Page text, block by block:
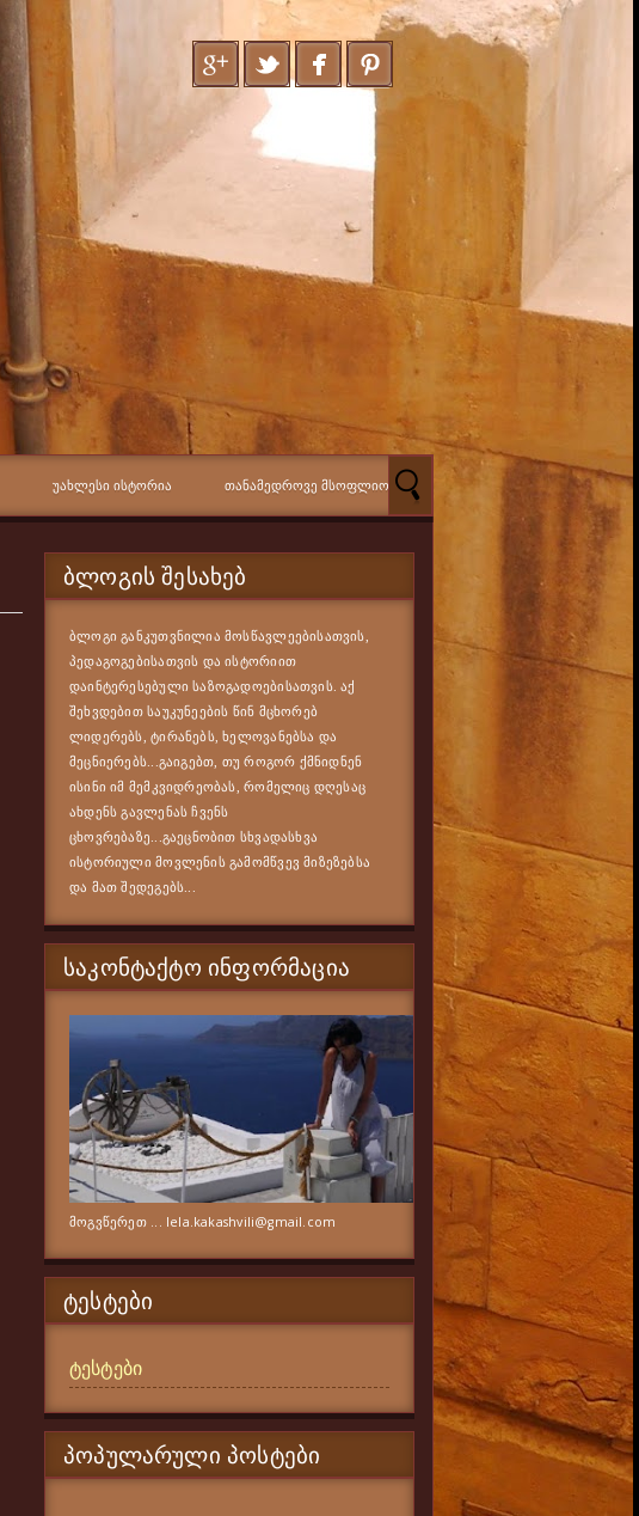
ᲣᲐᲮᲚᲔᲡᲘ ᲘᲡᲢᲝᲠᲘᲐ ᲗᲐᲜᲐᲛᲔᲓᲠᲝᲕᲔ ᲛᲡᲝᲤᲚᲘᲝ
ᲑᲚᲝᲒᲘᲡ ᲨᲔᲡᲐᲮᲔᲑ
ბლოგი განკუთვნილია მოსწავლეებისათვის,
პედაგოგებისათვის და ისტორიით
დაინტერესებული საზოგადოებისათვის. აქ
შეხვდებით საუკუნეების წინ მცხორებ
ლიდერებს, ტირანებს, ხელოვანებსა და
მეცნიერებს...გაიგებთ, თუ როგორ ქმნიდნენ
ისინი იმ მემკვიდრეობას, რომელიც დღესაც
ახდენს გავლენას ჩვენს
ცხოვრებაზე...გაეცნობით სხვადასხვა
ისტორიული მოვლენის გამომწვევ მიზეზებსა
და მათ შედეგებს...
ᲡᲐᲙᲝᲜᲢᲐᲥᲢᲝ ᲘᲜᲤᲝᲠᲛᲐᲪᲘᲐ
მოგვწერეთ ... lela.kakashvili@gmail.com
ᲢᲔᲡᲢᲔᲑᲘ
ტესტები
ᲞᲝᲞᲣᲚᲐᲠᲣᲚᲘ ᲞᲝᲡᲢᲔᲑᲘ